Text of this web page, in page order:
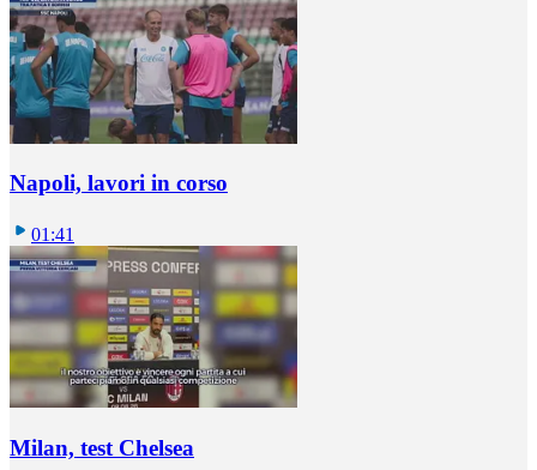
Napoli, lavori in corso
01:41
Milan, test Chelsea